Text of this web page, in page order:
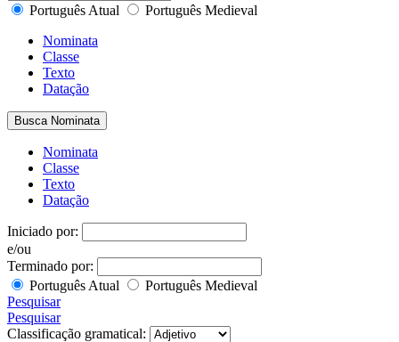
Português Atual
Português Medieval
Nominata
Classe
Texto
Datação
Busca Nominata
Nominata
Classe
Texto
Datação
Iniciado por:
e/ou
Terminado por:
Português Atual
Português Medieval
Pesquisar
Pesquisar
Classificação gramatical: